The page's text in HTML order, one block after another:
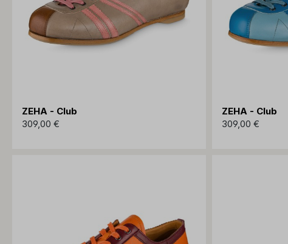
ZEHA - Club
309,00 €
ZEHA - Club
309,00 €